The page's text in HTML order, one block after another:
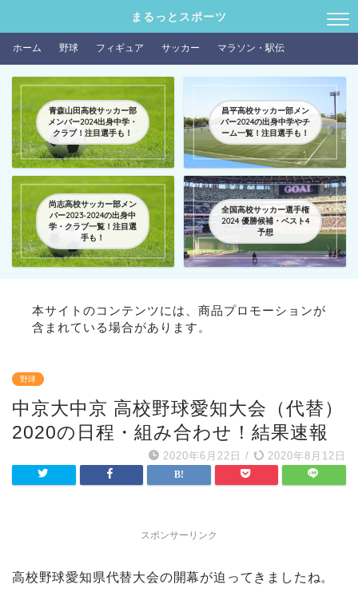
まるっとスポーツ
ホーム 野球 フィギュア サッカー マラソン・駅伝
青森山田高校サッカー部
メンバー2024出身中学・
クラブ！注目選手も！
昌平高校サッカー部メン
バー2024の出身中学やチ
ーム一覧！注目選手も！
尚志高校サッカー部メン
バー2023-2024の出身中
学・クラブ一覧！注目選
手も！
全国高校サッカー選手権
2024 優勝候補・ベスト4
予想
本サイトのコンテンツには、商品プロモーションが
含まれている場合があります。
野球
中京大中京 高校野球愛知大会（代替）
2020の日程・組み合わせ！結果速報
2020年6月22日 / 2020年8月12日
スポンサーリンク
高校野球愛知県代替大会の開幕が迫ってきましたね。